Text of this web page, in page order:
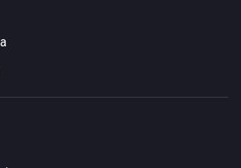
Colombo, 660, 55041 Camaiore LU,
è
del Bagno Ariston.